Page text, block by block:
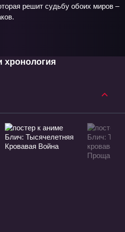
решит судьбу обоих миров –
хронология